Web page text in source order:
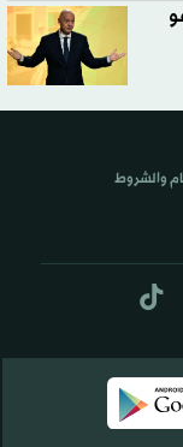
والشروط